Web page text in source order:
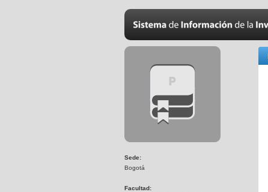
Sede:
Bogotá
Facultad: